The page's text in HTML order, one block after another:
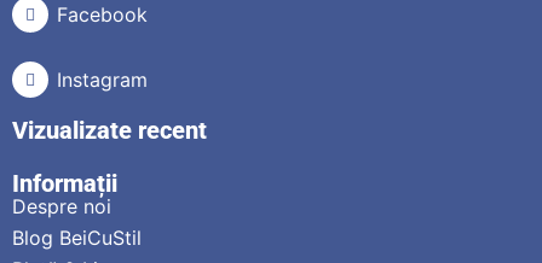
Facebook
Instagram
Vizualizate recent
Informații
Despre noi
Blog BeiCuStil